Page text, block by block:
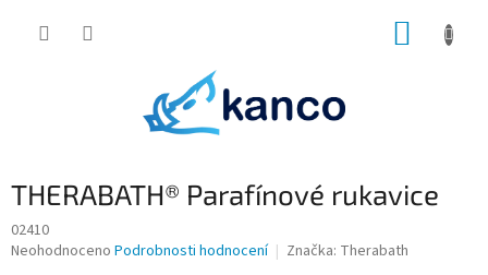
THERABATH® Parafínové rukavice
02410
Průměrné
Neohodnoceno Podrobnosti hodnocení Značka: Therabath